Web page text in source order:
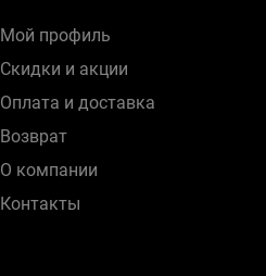
Мой профиль
Скидки и акции
Оплата и доставка
Возврат
О компании
Контакты